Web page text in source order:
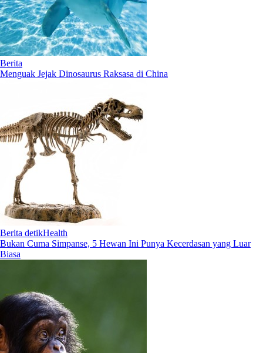
Berita
Menguak Jejak Dinosaurus Raksasa di China
Berita detikHealth
Bukan Cuma Simpanse, 5 Hewan Ini Punya Kecerdasan yang Luar
Biasa